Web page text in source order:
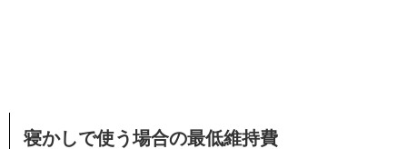
寝かしで使う場合の最低維持費